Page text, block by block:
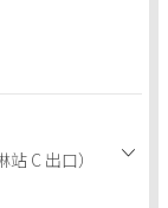
C 出口）